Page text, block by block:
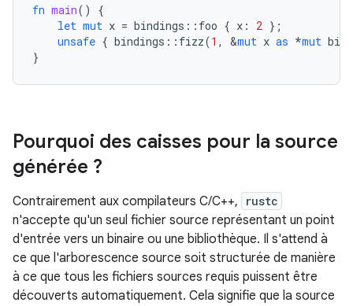
fn main()
{
let mut x = bindings :: foo { x : 2 };
unsafe { bindings :: fizz(1 , &mut x as *mut
}
Pourquoi des caisses pour la source
générée ?
Contrairement aux compilateurs C/C++, rustc
n'accepte qu'un seul fichier source représentant un point
d'entrée vers un binaire ou une bibliothèque. Il s'attend à
ce que l'arborescence source soit structurée de manière
à ce que tous les fichiers sources requis puissent être
découverts automatiquement. Cela signifie que la source